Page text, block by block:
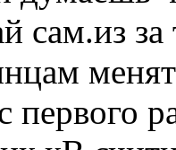
сам.из за
первого